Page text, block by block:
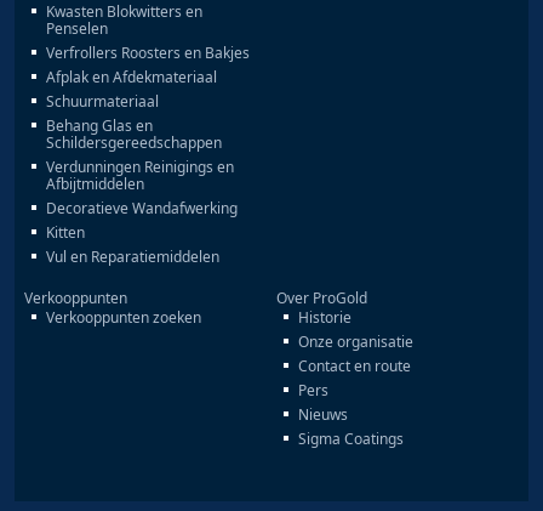
Kwasten Blokwitters en
Penselen
Verfrollers Roosters en Bakjes
Afplak en Afdekmateriaal
Schuurmateriaal
Behang Glas en
Schildersgereedschappen
Verdunningen Reinigings en
Afbijtmiddelen
Decoratieve Wandafwerking
Kitten
Vul en Reparatiemiddelen
Verkooppunten
Verkooppunten zoeken
Over ProGold
Historie
Onze organisatie
Contact en route
Pers
Nieuws
Sigma Coatings